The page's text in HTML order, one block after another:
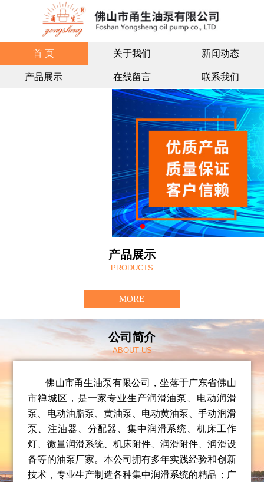
首 页 关于我们 新闻动态
产品展示 在线留言 联系我们
产品展示
PRODUCTS
MORE
公司简介
ABOUT US
佛山市甬生油泵有限公司，坐落于广东省佛山
市禅城区，是一家专业生产润滑油泵、电动润滑
泵、电动油脂泵、 黄油泵、电动黄油泵、手动润滑
泵、注油器、分配器、集中润滑系统、机床工作
灯、微量润滑系统、机床附件、润滑附件、润滑设
备等的油泵厂家。 本公司拥有多年实践经验和创新
技术，专业生产制造各种集中润滑系统的精品；广